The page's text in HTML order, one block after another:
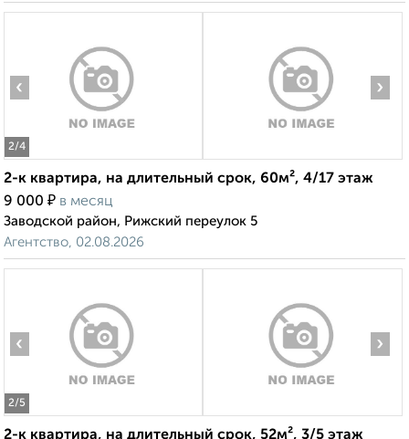
2/4
‹ ›
2-к квартира, на длительный срок, 60м², 4/17 этаж
9 000 ₽ в месяц
Заводской район, Рижский переулок 5
Агентство, 02.08.2026
2/5
‹ ›
2-к квартира, на длительный срок, 52м², 3/5 этаж